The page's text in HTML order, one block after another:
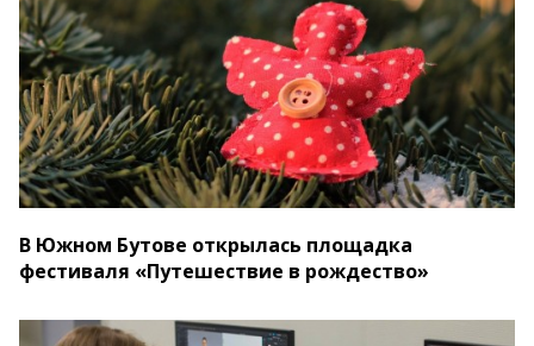
В Южном Бутове открылась площадка
фестиваля «Путешествие в рождество»